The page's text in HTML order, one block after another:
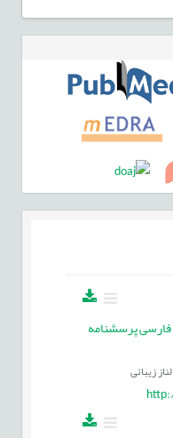
پرسشنامه
زیبائی